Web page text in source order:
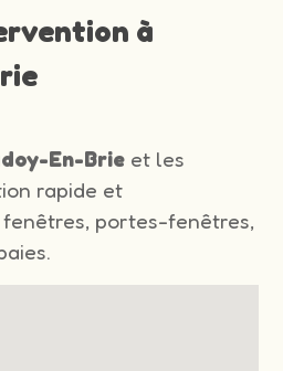
à
En-Brie et les
rapide et
portes-fenêtres,